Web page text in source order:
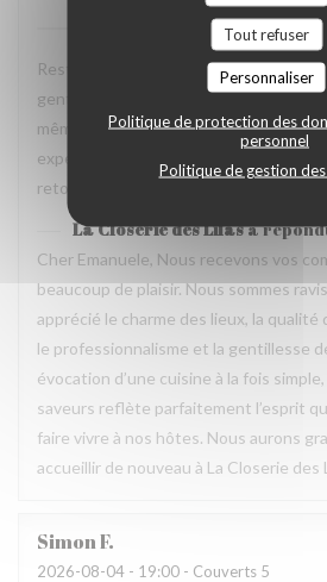
Tout refuser
Personnaliser
Politique de protection des
personnel
Politique de gestion
Restaurant tres agreable, personnel
gentil et amable avec esprit! Cuisine
même temps, avec goût. Location
experience que merece de retourner
retournerai
La Closerie des Lilasa
Cher Emanuele, Nous recevons vos
beaucoup de plaisir. Nous sommes
apprécié le charme des lieux, la qualité
le professionnalisme et la gentillesse
évocation d’une cuisine à la fois
saveurs reflète parfaitement l’esprit
faire vivre à nos hôtes. Nous aurons
accueillir de nouveau à La Closerie des
SimonF
2026-08-04 - 19:00 - Couverts 5